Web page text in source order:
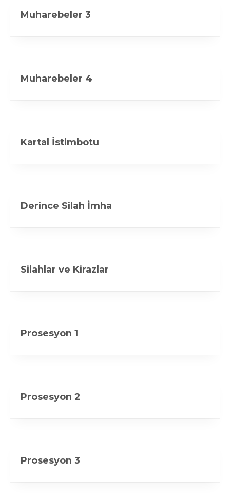
Muharebeler 3
Muharebeler 4
Kartal İstimbotu
Derince Silah İmha
Silahlar ve Kirazlar
Prosesyon 1
Prosesyon 2
Prosesyon 3